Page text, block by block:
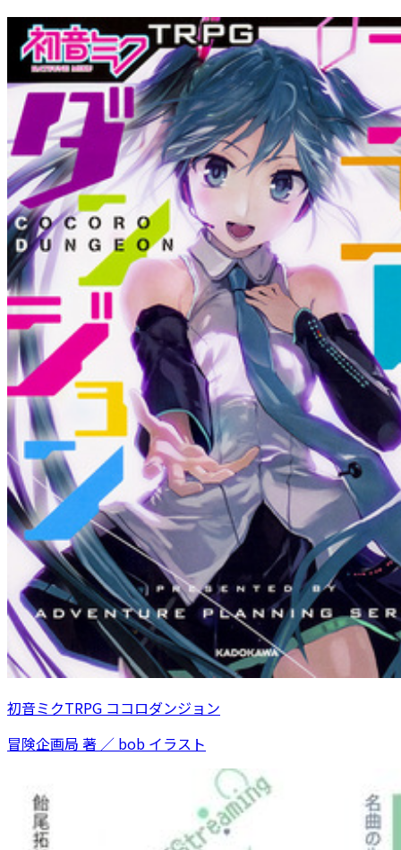
初音ミクTRPG ココロダンジョン
冒険企画局 著 ／ bob イラスト